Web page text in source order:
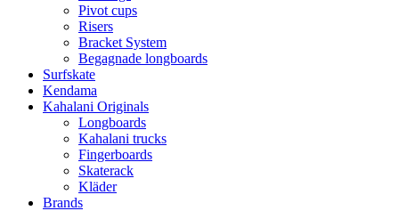
Pivot cups
Risers
Bracket System
Begagnade longboards
Surfskate
Kendama
Kahalani Originals
Longboards
Kahalani trucks
Fingerboards
Skaterack
Kläder
Brands